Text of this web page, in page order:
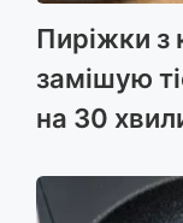
Пиріжки з
замішую
на 30